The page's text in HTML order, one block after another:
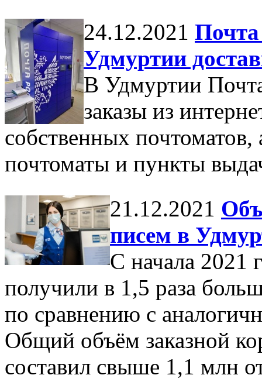
24.12.2021 Почта
Удмуртии
В Удмуртии
заказы из
собственных почтоматов,
почтоматы и пункты
21.12.2021
писем в
С начала 2021
получили в 1,5 раза
по сравнению с
Общий объём заказной
составил свыше 1,1 млн